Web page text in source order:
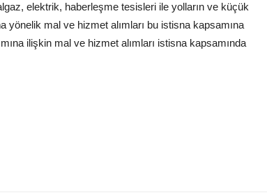
elektrik, haberleşme tesisleri ile yolların ve küçük
yönelik mal ve hizmet alımları bu istisna kapsamına
ilişkin mal ve hizmet alımları istisna kapsamında